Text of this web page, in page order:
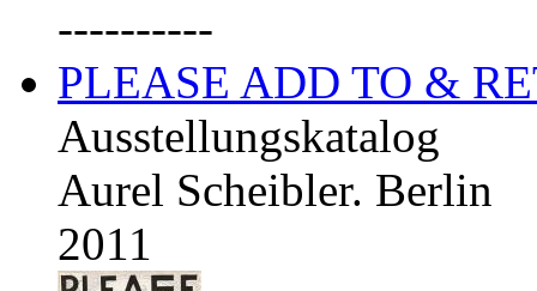
----------
PLEASE ADD TO &
Ausstellungskatalog
Aurel Scheibler. Berlin
2011